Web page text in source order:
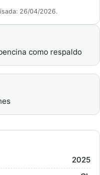
26/04/2026.
como respaldo
2025